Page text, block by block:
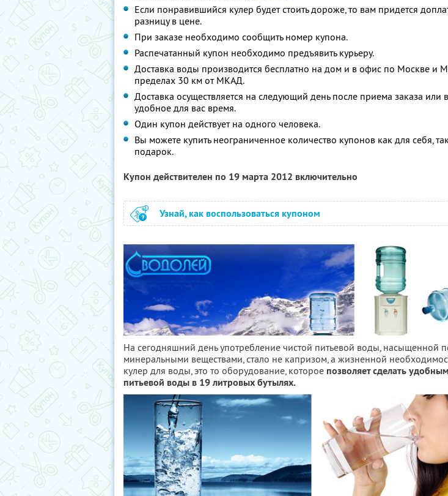
Если понравившийся кулер будет стоить дороже, то вам придется
разницу в цене.
При заказе необходимо сообщить номер купона.
Распечатанный купон необходимо предъявить курьеру.
Доставка воды производится бесплатно на дом и в офис по Москве и
пределах 30 км от МКАД.
Доставка осуществляется на следующий день после приема заказа или
удобное для вас время.
Один купон действует на одного человека.
Вы можете купить неограниченное количество купонов как для себя,
подарок.
Купон действителен по 19 марта 2012 включительно
Узнай, как воспользоваться купоном
На сегодняшний день употребление чистой питьевой воды, насыщенной
минеральными веществами, стало не капризом, а жизненной
кулер для воды, это то оборудование, которое позволяет сделать
питьевой воды в 19 литровых бутылях.